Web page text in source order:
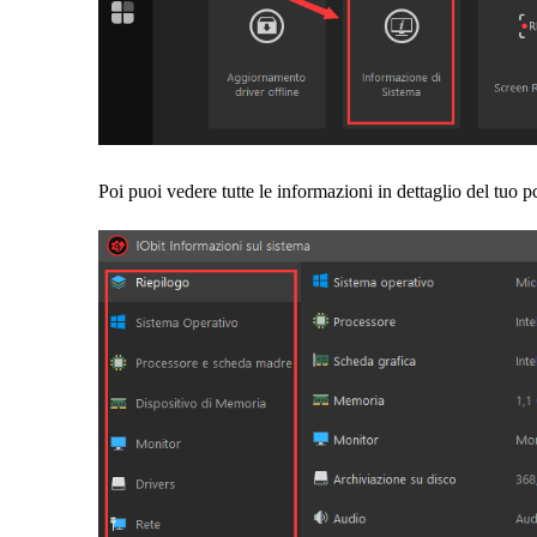
Poi puoi vedere tutte le informazioni in dettaglio del tuo